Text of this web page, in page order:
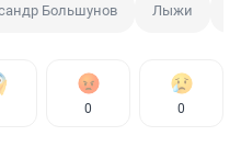
Большунов Лыжи
0 0